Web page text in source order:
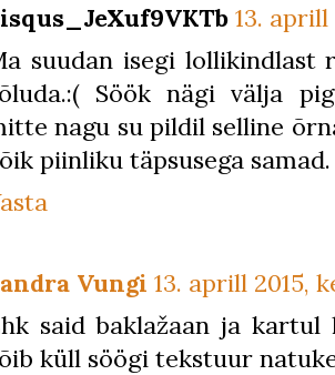
13. aprill
suudan isegi lollikindlast
Söök nägi välja
nagu su pildil selline
piinliku täpsusega
Vungi 13. aprill 2015,
said baklažaan ja kartul
küll söögi tekstuur